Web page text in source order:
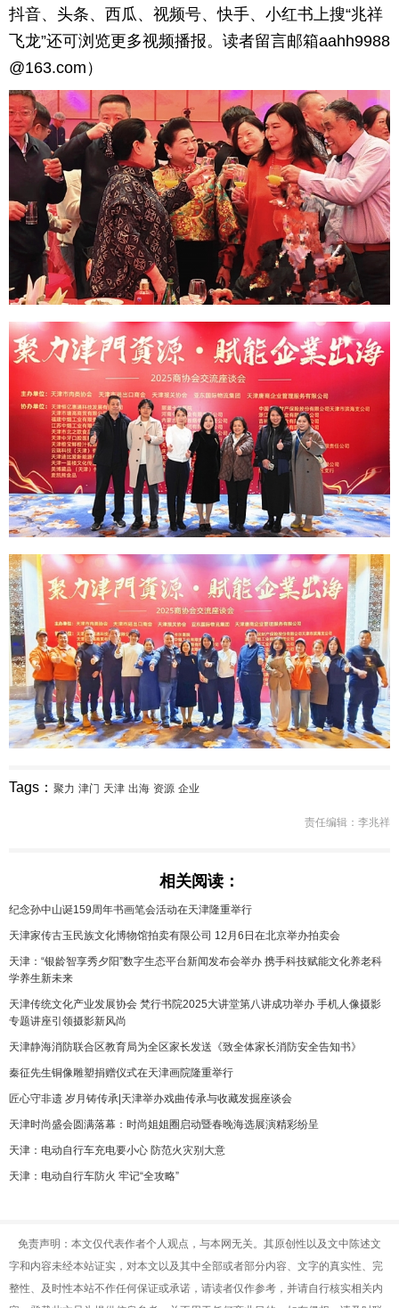
抖音、头条、西瓜、视频号、快手、小红书上搜“兆祥
飞龙”还可浏览更多视频播报。读者留言邮箱aahh9988
@163.com）
Tags： 聚力 津门 天津 出海 资源 企业
责任编辑：李兆祥
相关阅读：
纪念孙中山诞159周年书画笔会活动在天津隆重举行
天津家传古玉民族文化博物馆拍卖有限公司 12月6日在北京举办拍卖会
天津：“银龄智享秀夕阳”数字生态平台新闻发布会举办 携手科技赋能文化养老科
学养生新未来
天津传统文化产业发展协会 梵行书院2025大讲堂第八讲成功举办 手机人像摄影
专题讲座引领摄影新风尚
天津静海消防联合区教育局为全区家长发送《致全体家长消防安全告知书》
秦征先生铜像雕塑捐赠仪式在天津画院隆重举行
匠心守非遗 岁月铸传承|天津举办戏曲传承与收藏发掘座谈会
天津时尚盛会圆满落幕：时尚姐姐圈启动暨春晚海选展演精彩纷呈
天津：电动自行车充电要小心 防范火灾别大意
天津：电动自行车防火 牢记“全攻略”
免责声明：本文仅代表作者个人观点，与本网无关。其原创性以及文中陈述文
字和内容未经本站证实，对本文以及其中全部或者部分内容、文字的真实性、完
整性、及时性本站不作任何保证或承诺，请读者仅作参考，并请自行核实相关内